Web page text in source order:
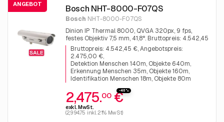
ANGEBOT Bosch NHT-8000-F07QS
Bosch NHT-8000-F07QS
Dinion IP Thermal 8000, QVGA 320px, 9 fps,
festes Objektiv 7,5 mm, 41,8°. Bruttopreis: 4.542,45
€, Angebotspreis: 2.475,00 €
Bruttopreis: 4.542,45 €, Angebotspreis:
2.475,00 €
Detektion Menschen 140m, Objekte 640m
Erkennung Menschen 35m, Objekte 160m
Identifikation Menschen 18m, Objekte 80m
-46%
2,475.00€
exkl. MwSt.
(2,994.75 inkl. 21% MwSt)